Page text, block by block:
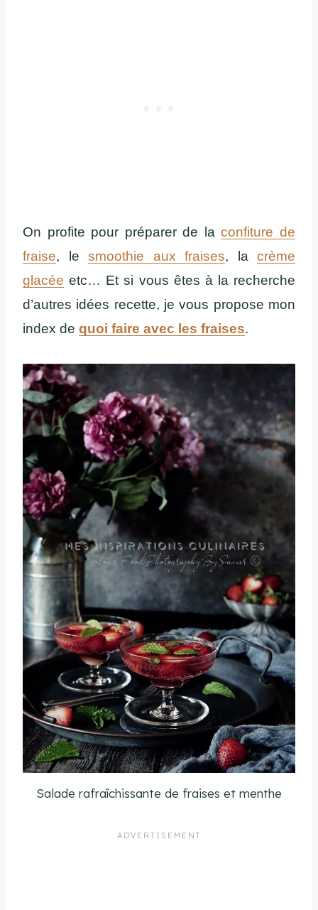
On profite pour préparer de laconfiture de
fraise, le smoothie aux fraises, la crème
glacée etc… Et si vous êtes à la recherche
d’autres idées recette, je vous propose mon
index de quoi faire avec les fraises.
Salade rafraîchissante de fraises et menthe